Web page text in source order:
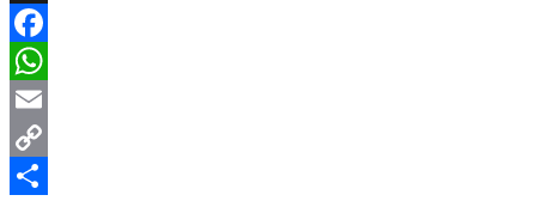
X
Facebook
WhatsApp
Email
Copy